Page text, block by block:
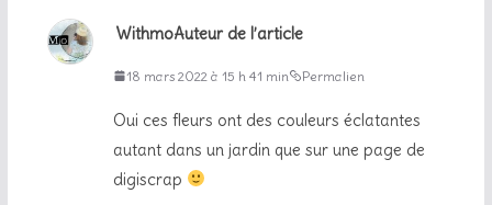
WithmoAuteur de l’article
18 mars 2022 à 15 h 41 min Permalien
Oui ces fleurs ont des couleurs éclatantes
autant dans un jardin que sur une page de
digiscrap